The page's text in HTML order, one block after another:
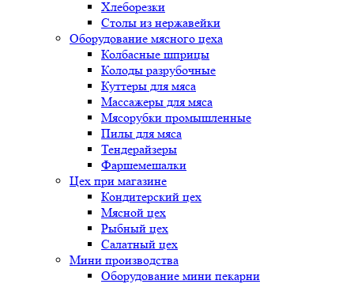
Хлеборезки
Столы из нержавейки
Оборудование мясного цеха
Колбасные шприцы
Колоды разрубочные
Куттеры для мяса
Массажеры для мяса
Мясорубки промышленные
Пилы для мяса
Тендерайзеры
Фаршемешалки
Цех при магазине
Кондитерский цех
Мясной цех
Рыбный цех
Салатный цех
Мини производства
Оборудование мини пекарни